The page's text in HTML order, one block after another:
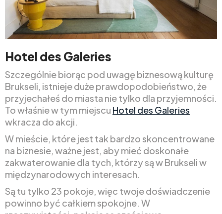
Hotel des Galeries
Szczególnie biorąc pod uwagę biznesową kulturę
Brukseli, istnieje duże prawdopodobieństwo, że
przyjechałeś do miasta nie tylko dla przyjemności.
To właśnie w tym miejscu Hotel des Galeries
wkracza do akcji.
W mieście, które jest tak bardzo skoncentrowane
na biznesie, ważne jest, aby mieć doskonałe
zakwaterowanie dla tych, którzy są w Brukseli w
międzynarodowych interesach.
Są tu tylko 23 pokoje, więc twoje doświadczenie
powinno być całkiem spokojne. W